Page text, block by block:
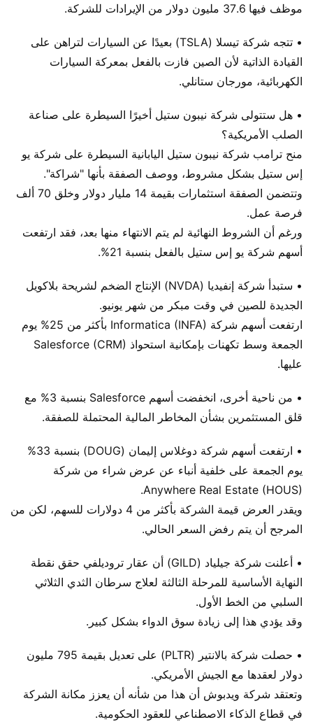
موظف فيها 37.6 مليون دولار من الإيرادات للشركة.
• تتجه شركة تيسلا (TSLA) بعيدًا عن السيارات لتراهن على
القيادة الذاتية لأن الصين فازت بالفعل بمعركة السيارات
الكهربائية، مورجان ستانلي.
• هل ستتولى شركة نيبون ستيل أخيرًا السيطرة على صناعة
الصلب الأمريكية؟
منح ترامب شركة نيبون ستيل اليابانية السيطرة على شركة يو
إس ستيل بشكل مشروط، ووصف الصفقة بأنها "شراكة".
وتتضمن الصفقة استثمارات بقيمة 14 مليار دولار وخلق 70 ألف
فرصة عمل.
ورغم أن الشروط النهائية لم يتم الانتهاء منها بعد، فقد ارتفعت
أسهم شركة يو إس ستيل بالفعل بنسبة 21%.
• ستبدأ شركة إنفيديا (NVDA) الإنتاج الضخم لشريحة بلاكويل
الجديدة للصين في وقت مبكر من شهر يونيو.
ارتفعت أسهم شركة Informatica (INFA) بأكثر من 25% يوم
الجمعة وسط تكهنات بإمكانية استحواذ Salesforce (CRM)
عليها.
• من ناحية أخرى، انخفضت أسهم Salesforce بنسبة 3% مع
قلق المستثمرين بشأن المخاطر المالية المحتملة للصفقة.
• ارتفعت أسهم شركة دوغلاس إليمان (DOUG) بنسبة 33%
يوم الجمعة على خلفية أنباء عن عرض شراء من شركة
Anywhere Real Estate (HOUS).
ويقدر العرض قيمة الشركة بأكثر من 4 دولارات للسهم، لكن من
المرجح أن يتم رفض السعر الحالي.
• أعلنت شركة جيلياد (GILD) أن عقار تروديلفي حقق نقطة
النهاية الأساسية للمرحلة الثالثة لعلاج سرطان الثدي الثلاثي
السلبي من الخط الأول.
وقد يؤدي هذا إلى زيادة سوق الدواء بشكل كبير.
• حصلت شركة بالانتير (PLTR) على تعديل بقيمة 795 مليون
دولار لعقدها مع الجيش الأمريكي.
وتعتقد شركة ويدبوش أن هذا من شأنه أن يعزز مكانة الشركة
في قطاع الذكاء الاصطناعي للعقود الحكومية.